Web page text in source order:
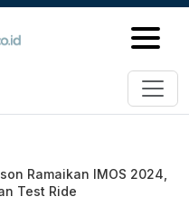
Ramaikan IMOS 2024,
Test Ride